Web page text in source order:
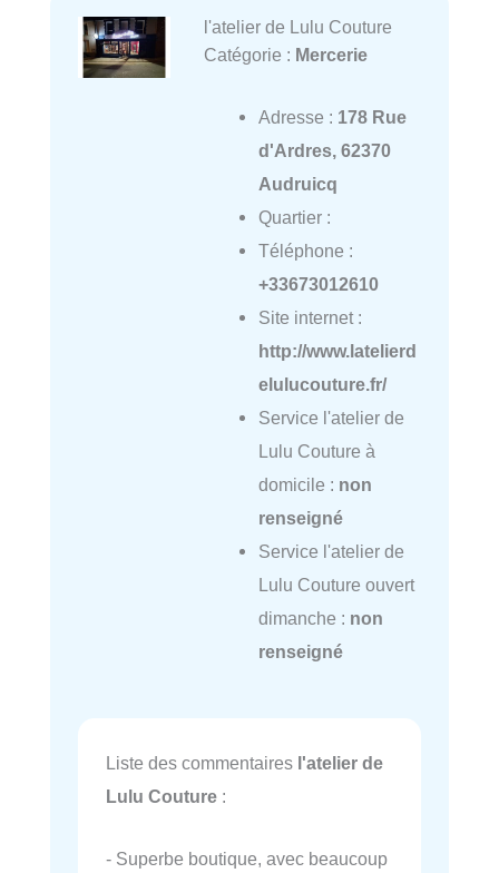
l'atelier de Lulu Couture
Catégorie : Mercerie
Adresse : 178 Rue
d'Ardres, 62370
Audruicq
Quartier :
Téléphone :
+33673012610
Site internet :
http://www.latelierd
elulucouture.fr/
Service l'atelier de
Lulu Couture à
domicile : non
renseigné
Service l'atelier de
Lulu Couture ouvert
dimanche : non
renseigné
Liste des commentaires l'atelier de
Lulu Couture :
- Superbe boutique, avec beaucoup